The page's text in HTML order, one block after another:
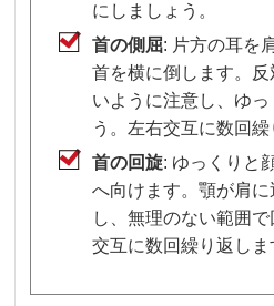
にしましょう。
首の側屈: 片方の耳を
首を横に倒します。
いように注意し、ゆっ
う。左右交互に数回繰
首の回旋: ゆっくりと
へ向けます。顎が肩
し、無理のない範囲
交互に数回繰り返しま